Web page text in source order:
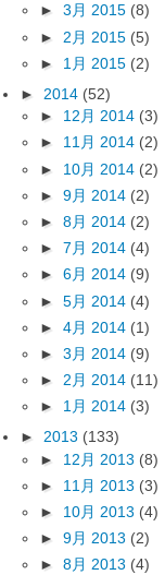
► 3月 2015 (8)
► 2月 2015 (5)
► 1月 2015 (2)
► 2014 (52)
► 12月 2014 (3)
► 11月 2014 (2)
► 10月 2014 (2)
► 9月 2014 (2)
► 8月 2014 (2)
► 7月 2014 (4)
► 6月 2014 (9)
► 5月 2014 (4)
► 4月 2014 (1)
► 3月 2014 (9)
► 2月 2014 (11)
► 1月 2014 (3)
► 2013 (133)
► 12月 2013 (8)
► 11月 2013 (3)
► 10月 2013 (4)
► 9月 2013 (2)
► 8月 2013 (4)